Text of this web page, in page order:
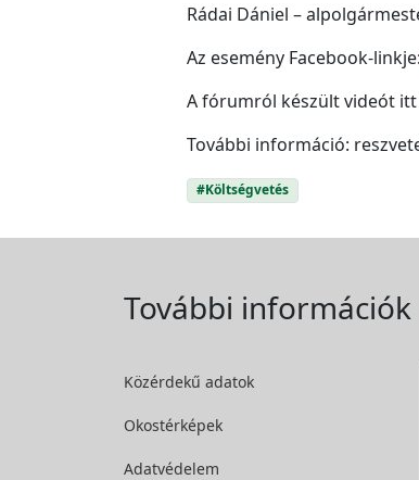
Rádai Dániel –
Az esemény Facebook-linkje:
A fórumról készült videót
További információ:
#Költségvetés
További információk
Közérdekű adatok
Okostérképek
Adatvédelem